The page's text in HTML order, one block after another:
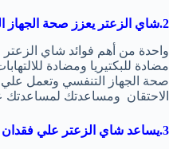
2.شاي الزعتر يعزز صحة الجهاز التنفسي :
واحدة من أهم فوائد شاي
مضادة للبكتيريا ومضادة
صحة الجهاز التنفسي وتعمل علي
الاحتقان ومساعدتك
3.يساعد شاي الزعتر علي فقدان